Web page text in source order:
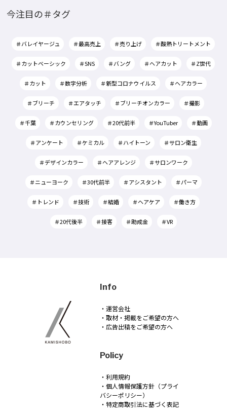
今注目の＃タグ
＃バレイヤージュ ＃最高売上 ＃売り上げ ＃酸熱トリートメント
＃カットベーシック ＃SNS ＃バング ＃ヘアカット ＃Z世代
＃カット ＃数字分析 ＃新型コロナウイルス ＃ヘアカラー
＃ブリーチ ＃エアタッチ ＃ブリーチオンカラー ＃撮影
＃千葉 ＃カウンセリング ＃20代前半 ＃YouTuber ＃動画
＃アンケート ＃ケミカル ＃ハイトーン ＃サロン衛生
＃デザインカラー ＃ヘアアレンジ ＃サロンワーク
＃ニューヨーク ＃30代前半 ＃アシスタント ＃パーマ
＃トレンド ＃技術 ＃結婚 ＃ヘアケア ＃働き方
＃20代後半 ＃接客 ＃助成金 ＃VR
Info
・運営会社
・取材・掲載をご希望の方へ
・広告出稿をご希望の方へ
Policy
・利用規約
・個人情報保護方針（プライ
バシーポリシー）
・特定商取引法に基づく表記